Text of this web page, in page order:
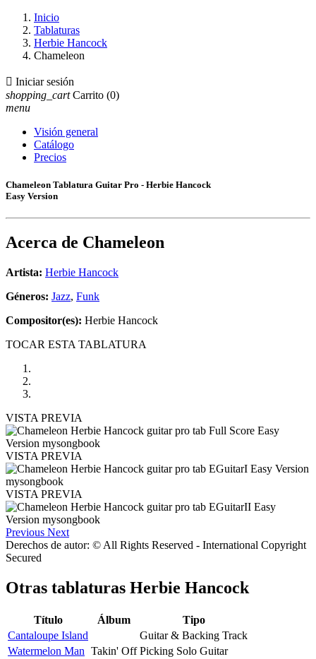
Inicio
Tablaturas
Herbie Hancock
Chameleon
 Iniciar sesión
shopping_cart Carrito (0)
menu
Visión general
Catálogo
Precios
Chameleon Tablatura Guitar Pro - Herbie Hancock
Easy Version
Acerca de Chameleon
Artista: Herbie Hancock
Géneros: Jazz, Funk
Compositor(es): Herbie Hancock
TOCAR ESTA TABLATURA
VISTA PREVIA
VISTA PREVIA
VISTA PREVIA
Previous Next
Derechos de autor: © All Rights Reserved - International Copyright
Secured
Otras tablaturas Herbie Hancock
Título Álbum
Tipo
Cantaloupe Island
Guitar & Backing Track
Watermelon Man Takin' Off Picking Solo Guitar